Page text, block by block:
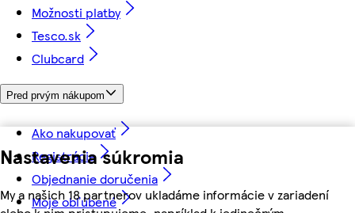
Nastavenia súkromia
My a našich 18 partnerov ukladáme informácie v zariadení
Možnosti platby
Tesco.sk
Clubcard
Pred prvým nákupom
Ako nakupovať
Registrácia
Objednanie doručenia
Moje obľúbené